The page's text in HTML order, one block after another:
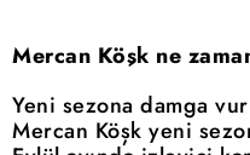
Mercan Köşk ne
Yeni sezona damga
Mercan Köşk yeni